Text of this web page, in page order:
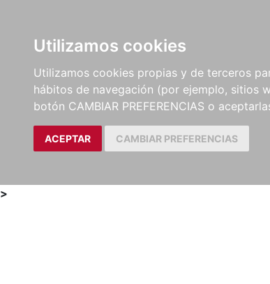
Utilizamos cookies
Utilizamos cookies propias y de terceros
hábitos de navegación (por ejemplo, sitios
botón CAMBIAR PREFERENCIAS o
ACEPTAR CAMBIAR PREFERENCIAS
LIBROS
MÉTODOS Y
EJERCICIOS
PARTITURAS Y
CRÍTICAS
>